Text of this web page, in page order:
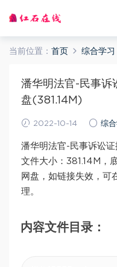
当前位置： 首页 综合学习
潘华明法官-民事诉
盘(381.14M)
2022-10-14 综合
潘华明法官-民事诉讼证
文件大小：381.14M，
网盘，如链接失效，可
理。
内容文件目录：